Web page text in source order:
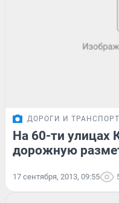
ДОРОГИ И ТРАНСПОРТ
На 60-ти улицах
дорожную
17 сентября, 2013, 09:55